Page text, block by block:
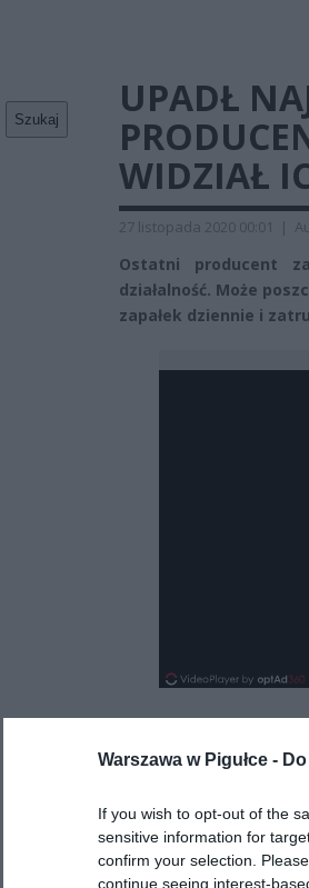
Warszawa w Pigułce -
If you wish to opt-out of the
sensitive information for
confirm your selection.
continue seeing interest-
Szukaj
UPADŁ
WIDZIAŁ
27 listopada 2020 00:01 |
Ostatni producent
działalność. Może
zapałek dziennie i